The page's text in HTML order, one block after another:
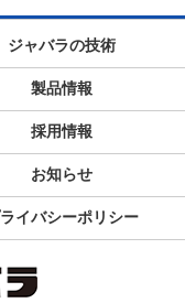
ジャバラの技術
製品情報
採用情報
お知らせ
イバシーポリシー